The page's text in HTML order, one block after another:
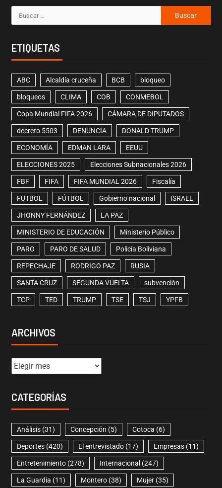
ETIQUETAS
ABC Alcaldía cruceña BCB bloqueo
bloqueos CLIMA COB CONMEBOL
Copa Mundial FIFA 2026 CÁMARA DE DIPUTADOS
decreto 5503 DENUNCIA DONALD TRUMP
ECONOMÍA EDMAN LARA EEUU
ELECCIONES 2025 Elecciones Subnacionales 2026
FBF FIFA FIFA MUNDIAL 2026 Fiscalía
FUTBOL FÚTBOL Gobierno nacional ISRAEL
JHONNY FERNÁNDEZ LA PAZ
MINISTERIO DE EDUCACIÓN Ministerio Público
PARO PARO DE SALUD Policía Boliviana
REPECHAJE RODRIGO PAZ RUSIA
SANTA CRUZ SEGUNDA VUELTA subvención
TCP TED TRUMP TSE TSJ YPFB
ARCHIVOS
CATEGORÍAS
Análisis(31) Concepción (5) Cotoca (6)
Deportes(420) El entrevistado(17) Empresas(11)
Entretenimiento(278) Internacional (247)
La Guardia (11) Montero(38) Mujer(35)